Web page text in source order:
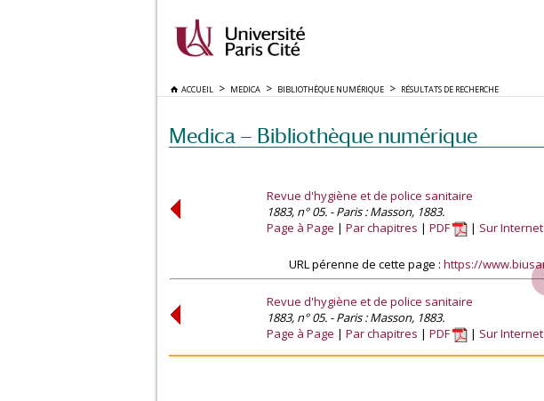
ACCUEIL MEDICA BIBLIOTHÈQUE NUMÉRIQUE RÉSULTATS DE RECHERCHE
Medica — Bibliothèque numérique
Revue d'hygiène et de police sanitaire
1883, n° 05. - Paris : Masson, 1883.
Page à Page
Par chapitres PDF Sur
URL pérenne de cette page : https://
Revue d'hygiène et de police sanitaire
1883, n° 05. - Paris : Masson, 1883.
Page à Page
Par chapitres PDF Sur